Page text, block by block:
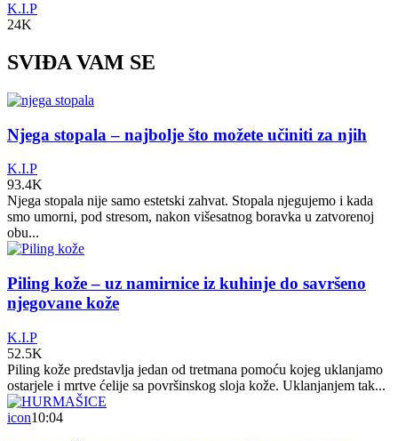
K.I.P
24K
SVIĐA VAM SE
Njega stopala – najbolje što možete učiniti za njih
K.I.P
93.4K
Njega stopala nije samo estetski zahvat. Stopala njegujemo i kada
smo umorni, pod stresom, nakon višesatnog boravka u zatvorenoj
obu...
Piling kože – uz namirnice iz kuhinje do savršeno
njegovane kože
K.I.P
52.5K
Piling kože predstavlja jedan od tretmana pomoću kojeg uklanjamo
ostarjele i mrtve ćelije sa površinskog sloja kože. Uklanjanjem tak...
icon10:04